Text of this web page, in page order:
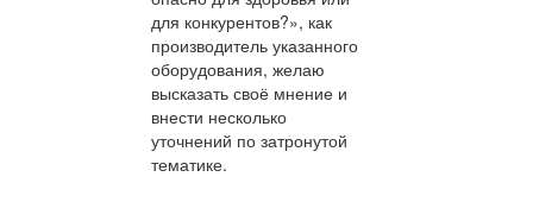
для конкурентов?», как
производитель указанного
оборудования, желаю
высказать своё мнение и
внести несколько
уточнений по затронутой
тематике.